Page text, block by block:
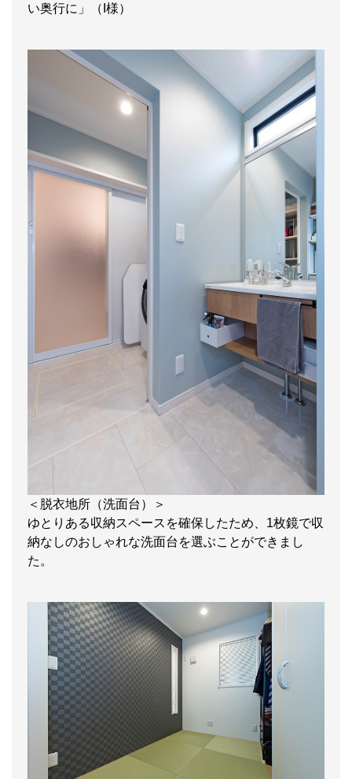
い奥行に」（I様）
＜脱衣地所（洗面台）＞
ゆとりある収納スペースを確保したため、1枚鏡で収
納なしのおしゃれな洗面台を選ぶことができまし
た。